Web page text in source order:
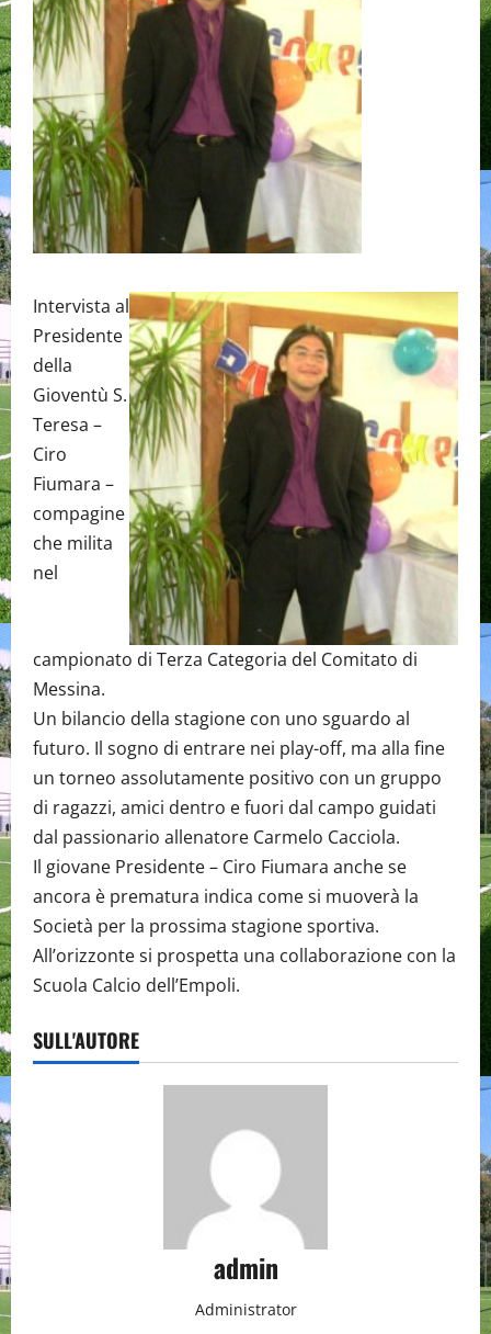
Intervista al
Presidente
della
Gioventù S.
Teresa –
Ciro
Fiumara –
compagine
che milita
nel
campionato di Terza Categoria del Comitato di
Messina.
Un bilancio della stagione con uno sguardo al
futuro. Il sogno di entrare nei play-off, ma alla fine
un torneo assolutamente positivo con un gruppo
di ragazzi, amici dentro e fuori dal campo guidati
dal passionario allenatore Carmelo Cacciola.
Il giovane Presidente – Ciro Fiumara anche se
ancora è prematura indica come si muoverà la
Società per la prossima stagione sportiva.
All’orizzonte si prospetta una collaborazione con la
Scuola Calcio dell’Empoli.
SULL'AUTORE
admin
Administrator